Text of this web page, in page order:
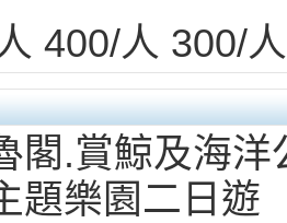
400/人 300/人
閣.賞鯨及海洋
題樂園二日遊